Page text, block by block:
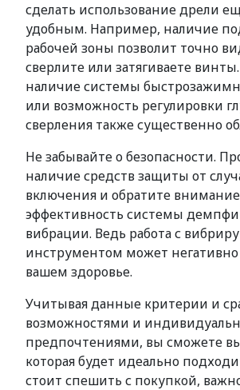
сделать использование дрели
удобным. Например, наличие
рабочей зоны позволит точно
сверлите или затягиваете
наличие системы
или возможность регулировки
сверления также существенно
Не забывайте о безопасности.
наличие средств защиты от
включения и обратите
эффективность системы
вибрации. Ведь работа с
инструментом может негативно
вашем здоровье.
Учитывая данные критерии и
возможностями и
предпочтениями, вы сможете
которая будет идеально
стоит спешить с покупкой,